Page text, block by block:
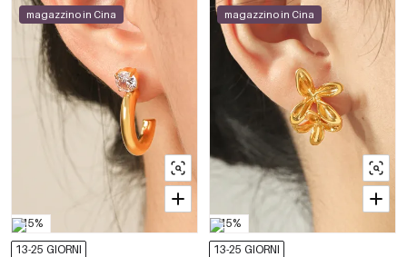
-15%
magazzino in Cina
13-25 GIORNI
-15%
magazzino in Cina
13-25 GIORNI